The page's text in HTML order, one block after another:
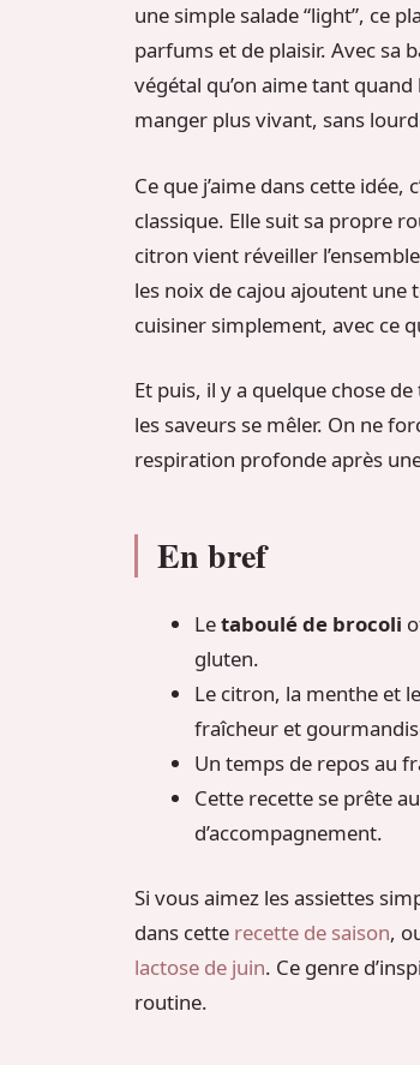
une simple salade “light”, ce
parfums et de plaisir. Avec sa
végétal qu’on aime tant
manger plus vivant, sans
Ce que j’aime dans cette idée,
classique. Elle suit sa propre
citron vient réveiller
les noix de cajou ajoutent une
cuisiner simplement, avec ce
Et puis, il y a quelque chose
les saveurs se mêler. On ne
respiration profonde après
En bref
Letaboulé de brocoli
gluten.
Le citron, la menthe et
fraîcheur et
Un temps de repos au
Cette recette se prête
d’accompagnement.
Si vous aimez les assiettes
dans cette recette de saison,
lactose de juin. Ce genre
routine.